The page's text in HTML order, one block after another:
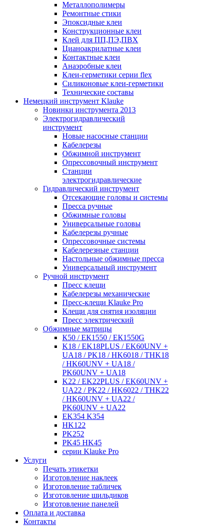
Металлополимеры
Ремонтные стики
Эпоксидные клеи
Конструкционные клеи
Клей для ПП,ПЭ,ПВХ
Цианоакрилатные клеи
Контактные клеи
Анаэробные клеи
Клеи-герметики серии flex
Силиконовые клеи-герметики
Технические составы
Немецкий инструмент Klauke
Новинки инструмента 2013
Электрогидравлический
инструмент
Новые насосные станции
Кабелерезы
Обжимной инструмент
Опрессовочный инструмент
Станции
электрогидравлические
Гидравлический инструмент
Отсекающие головы и системы
Пресса ручные
Обжимные головы
Универсальные головы
Кабелерезы ручные
Опрессовочные системы
Кабелерезные станции
Настольные обжимные пресса
Универсальный инструмент
Ручной инструмент
Пресс клещи
Кабелерезы механические
Пресс-клещи Klauke Pro
Клещи для снятия изоляции
Пресс электрический
Обжимные матрицы
К50 / ЕК1550 / ЕК1550G
K18 / EK18PLUS / EK60UNV +
UA18 / PK18 / HK6018 / THK18
/ HK60UNV + UA18 /
PK60UNV + UA18
K22 / EK22PLUS / EK60UNV +
UA22 / PK22 / HK6022 / THK22
/ HK60UNV + UA22 /
PK60UNV + UA22
EK354 K354
HK122
PK252
PK45 HK45
серии Klauke Pro
Услуги
Печать этикетки
Изготовление наклеек
Изготовление табличек
Изготовление шильдиков
Изготовление панелей
Оплата и доставка
Контакты